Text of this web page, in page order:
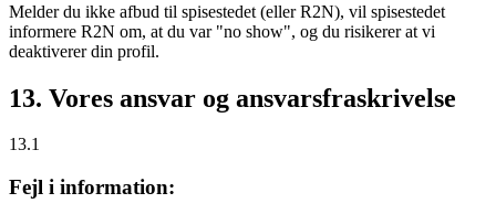
Melder du ikke afbud til spisestedet (eller R2N), vil spisestedet
informere R2N om, at du var "no show", og du risikerer at vi
deaktiverer din profil.
13. Vores ansvar og ansvarsfraskrivelse
13.1
Fejl i information: